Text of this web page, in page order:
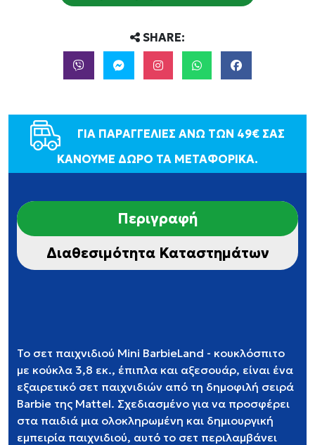
SHARE:
ΓΙΑ ΠΑΡΑΓΓΕΛΙΕΣ ΑΝΩ ΤΩΝ 49€ ΣΑΣ
ΚΑΝΟΥΜΕ ΔΩΡΟ ΤΑ ΜΕΤΑΦΟΡΙΚΑ.
Περιγραφή
Διαθεσιμότητα Καταστημάτων
Το σετ παιχνιδιού Mini BarbieLand - κουκλόσπιτο
με κούκλα 3,8 εκ., έπιπλα και αξεσουάρ, είναι ένα
εξαιρετικό σετ παιχνιδιών από τη δημοφιλή σειρά
Barbie της Mattel. Σχεδιασμένο για να προσφέρει
στα παιδιά μια ολοκληρωμένη και δημιουργική
εμπειρία παιχνιδιού, αυτό το σετ περιλαμβάνει